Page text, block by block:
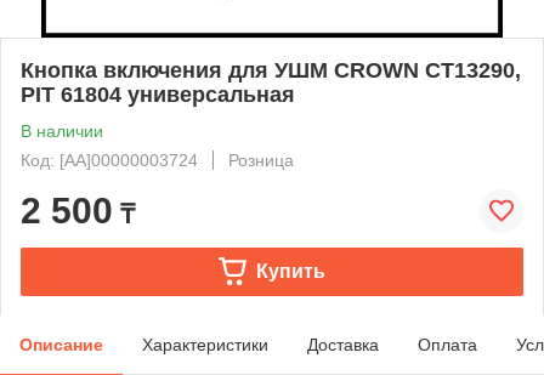
Кнопка включения для УШМ CROWN CT13290,
PIT 61804 универсальная
В наличии
Код: [AA]00000003724
Розница
2 500 ₸
Купить
Описание Характеристики Доставка Оплата